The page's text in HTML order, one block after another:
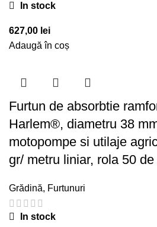
In stock
627,00 lei
Adaugă în coș
Furtun de absorbtie
Harlem®, diametru 38
motopompe si utilaje
gr/ metru liniar, rola 50 de
Grădină, Furtunuri
In stock